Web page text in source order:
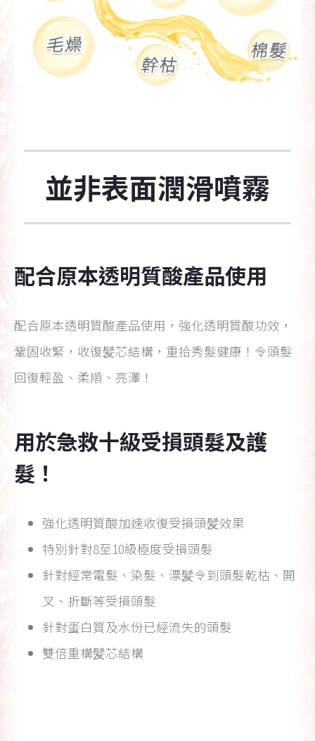
並非表面潤滑噴霧
配合原本透明質酸產品使用
配合原本透明質酸產品使用，強化透明質酸功效，
鞏固收緊，收復髪芯結構，重拾秀髮健康！令頭髮
回復輕盈、柔順、亮澤！
用於急救十級受損頭髮及護
髮！
強化透明質酸加速收復受損頭髪效果
特別針對8至10級極度受損頭髮
針對經常電髮、染髮、漂髪令到頭髮乾枯、開
叉、折斷等受損頭髮
針對蛋白質及水份已經流失的頭髮
雙倍重構髪芯結構